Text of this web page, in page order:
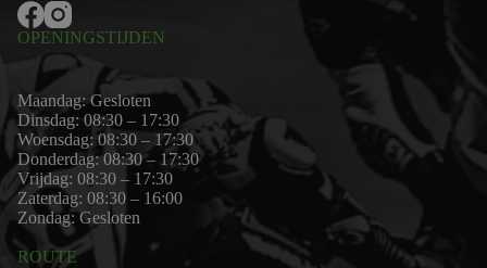
OPENINGSTIJDEN
Maandag: Gesloten
Dinsdag: 08:30 – 17:30
Woensdag: 08:30 – 17:30
Donderdag: 08:30 – 17:30
Vrijdag: 08:30 – 17:30
Zaterdag: 08:30 – 16:00
Zondag: Gesloten
ROUTE